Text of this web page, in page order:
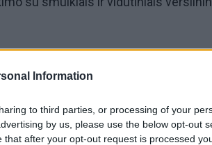
Information
to third parties, or processing of your
by us, please use the below opt-out
after your opt-out request is processed
rytiniuose šalies regionuose
Vokietijoje neseniai